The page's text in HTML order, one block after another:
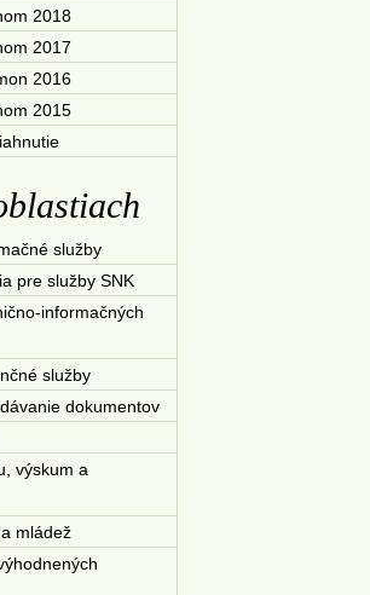
2018
2017
2016
2015
služby
pre služby SNK
informačných
služby
dokumentov
výskum a
mládež